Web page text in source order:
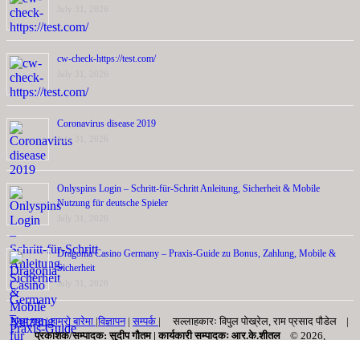
cw-check-https://test.com/
Coronavirus disease 2019
July 31, 2026
Onlyspins Login – Schritt‑für‑Schritt Anleitung, Sicherheit & Mobile
Nutzung für deutsche Spieler
Dragonia Casino Germany – Praxis‑Guide zu Bonus, Zahlung, Mobile &
Sicherheit
July 31, 2026
मुख्य पृष्ठ |हाम्रो बारेमा |विज्ञापन|सम्पर्क | सल्लाहकारः विपुल पोख्रेल, राम प्रसाद पाैडेल |
प्रकाशक/सम्पादक: सुदीप गौतम | कार्यकारी सम्पादकः आर.के.शीतल © 2026,